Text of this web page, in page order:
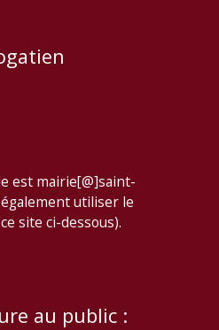
est mairie[@]saint-
utiliser le
site ci-dessous).
au public :